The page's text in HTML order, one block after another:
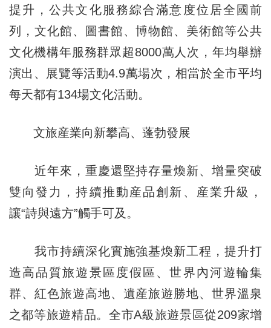
提升，公共文化服務綜合滿意度位居全國前
列，文化館、圖書館、博物館、美術館等公共
文化機構年服務群眾超8000萬人次，年均舉辦
演出、展覽等活動4.9萬場次，相當於全市平均
每天都有134場文化活動。
文旅産業向新攀高、蓬勃發展
近年來，重慶還堅持存量煥新、增量突破
雙向發力，持續推動産品創新、産業升級，
讓“詩與遠方”觸手可及。
我市持續深化實施強基煥新工程，提升打
造高品質旅遊景區度假區、世界內河遊輪集
群、紅色旅遊高地、遺産旅遊勝地、世界溫泉
之都等旅遊精品。全市A級旅遊景區從209家增